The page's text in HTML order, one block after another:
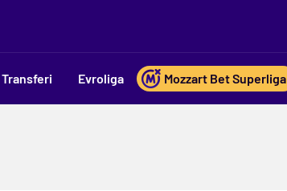
Transferi Evroliga Mozzart Bet Superliga